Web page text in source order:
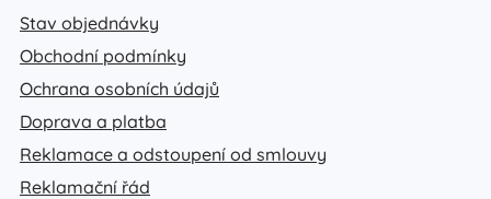
Stav objednávky
Obchodní podmínky
Ochrana osobních údajů
Doprava a platba
Reklamace a odstoupení od smlouvy
Reklamační řád